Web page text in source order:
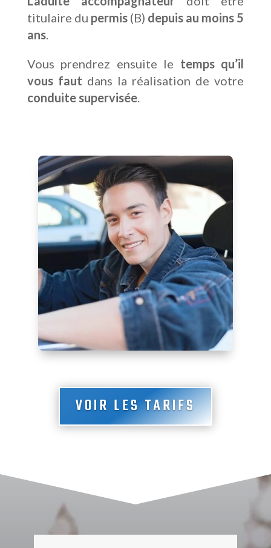
titulaire du permis(B) depuis au moins 5
ans.
Vous prendrez ensuite le temps qu’il
vous faut dans la réalisation de votre
conduite supervisée.
VOIR LES TARIFS